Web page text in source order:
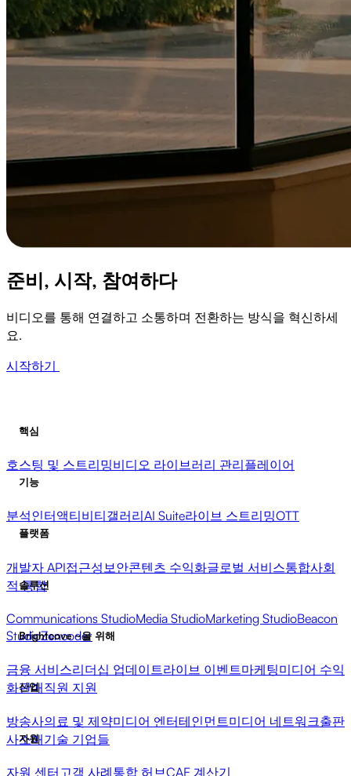
준비, 시작, 참여하다
비디오를 통해 연결하고 소통하며 전환하는 방식을 혁신하세
요.
시작하기
핵심
호스팅 및 스트리밍비디오 라이브러리 관리플레이어
기능
분석인터액티비티갤러리AI Suite라이브 스트리밍OTT
플랫폼
개발자 API접근성 보안콘텐츠 수익화글로벌 서비스통합사회
적 통합
솔루션
Communications StudioMedia StudioMarketing StudioBeacon
StudioZencoder
Brightcove ~을 위해
금융 서비스리더십 업데이트라이브 이벤트마케팅미디어 수익
화판매직원 지원
산업
방송사의료 및 제약미디어 엔터테인먼트미디어 네트워크출판
사소매기술 기업들
자원
자원 센터 고객 사례통합 허브CAE 계산기